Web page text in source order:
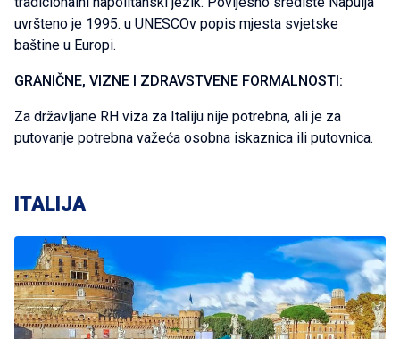
uvršteno je 1995. u UNESCOv popis mjesta svjetske
baštine u Europi.
GRANIČNE, VIZNE I ZDRAVSTVENE FORMALNOSTI:
Za državljane RH viza za Italiju nije potrebna, ali je za
putovanje potrebna važeća osobna iskaznica ili putovnica.
ITALIJA